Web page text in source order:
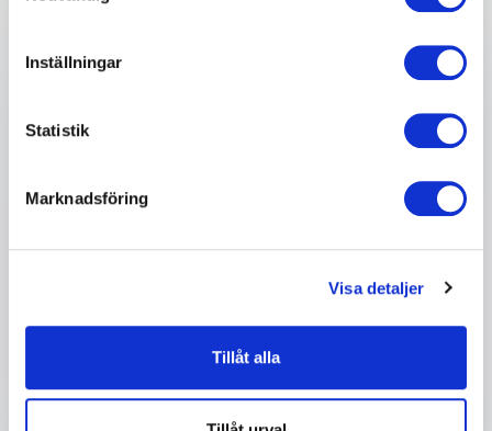
Inställningar
Statistik
Marknadsföring
Visa detaljer
Tillåt alla
Skicka förfrågan